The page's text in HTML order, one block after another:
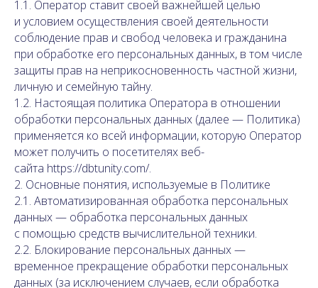
1.1. Оператор ставит своей важнейшей целью
и условием осуществления своей деятельности
соблюдение прав и свобод человека и гражданина
при обработке его персональных данных, в том числе
защиты прав на неприкосновенность частной жизни,
личную и семейную тайну.
1.2. Настоящая политика Оператора в отношении
обработки персональных данных (далее — Политика)
применяется ко всей информации, которую Оператор
может получить о посетителях веб-
сайта https://dbtunity.com/.
2. Основные понятия, используемые в Политике
2.1. Автоматизированная обработка персональных
данных — обработка персональных данных
с помощью средств вычислительной техники.
2.2. Блокирование персональных данных —
временное прекращение обработки персональных
данных (за исключением случаев, если обработка